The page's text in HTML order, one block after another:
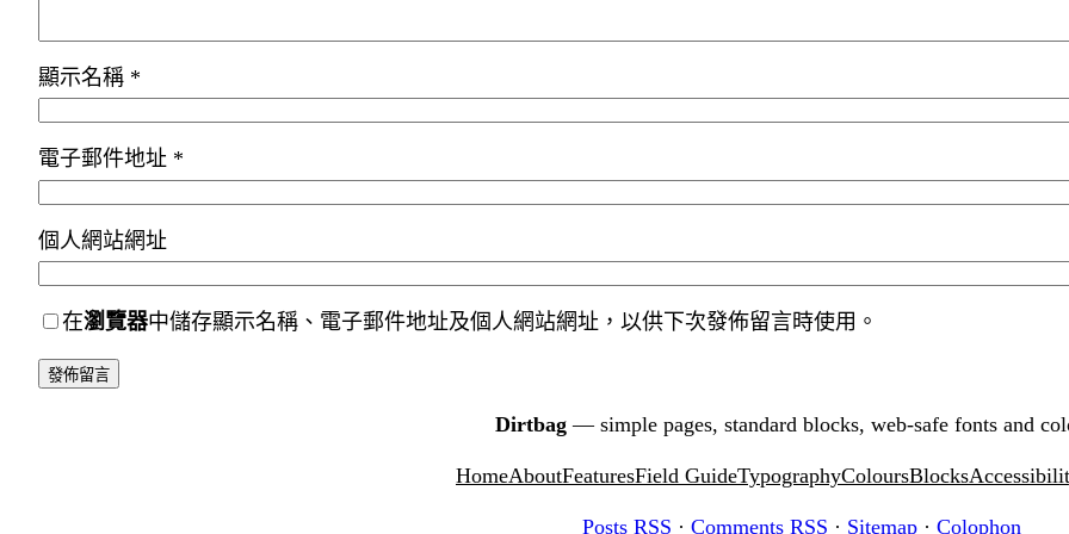
顯示名稱 *
電子郵件地址 *
個人網站網址
在瀏覽器中儲存顯示名稱、電子郵件地址及個人網站網址，以供下次發佈留言時使用。
Dirtbag— simple pages, standard blocks, web-safe fonts and
HomeAboutFeaturesField GuideTypographyColoursBlocks
Posts RSS · Comments RSS · Sitemap · Colophon